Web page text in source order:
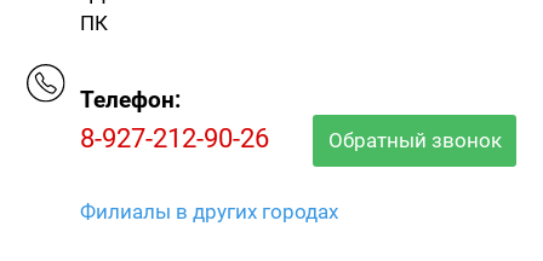
ПК
Телефон:
8-927-212-90-26 Обратный звонок
Филиалы в других городах